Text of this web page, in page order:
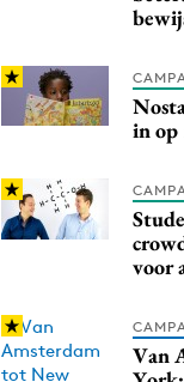
in op
voor
Van